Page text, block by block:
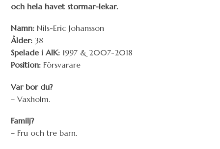
och hela havet stormar-lekar.
Namn: Nils-Eric Johansson
Ålder: 38
Spelade i AIK: 1997 & 2007-2018
Position: Försvarare
Var bor du?
– Vaxholm.
Familj?
– Fru och tre barn.